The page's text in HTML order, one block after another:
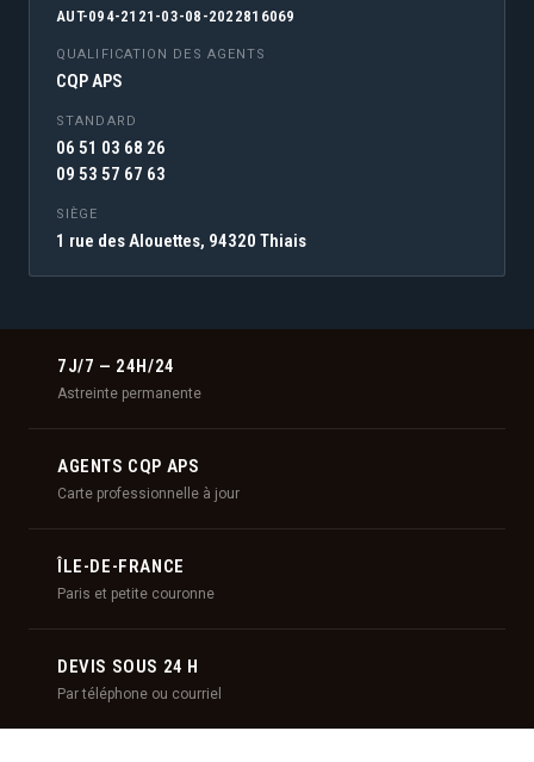
AUT-094-2121-03-08-2022816069
QUALIFICATION DES AGENTS
CQP APS
STANDARD
06 51 03 68 26
09 53 57 67 63
SIÈGE
1 rue des Alouettes, 94320 Thiais
7J/7 — 24H/24
Astreinte permanente
AGENTS CQP APS
Carte professionnelle à jour
ÎLE-DE-FRANCE
Paris et petite couronne
DEVIS SOUS 24 H
Par téléphone ou courriel